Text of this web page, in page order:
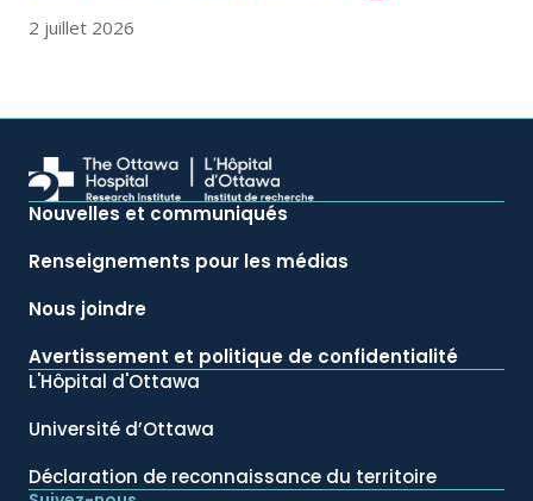
2 juillet 2026
Nouvelles et communiqués
Renseignements pour les médias
Nous joindre
Avertissement et politique de confidentialité
L'Hôpital d'Ottawa
Université d’Ottawa
Déclaration de reconnaissance du territoire